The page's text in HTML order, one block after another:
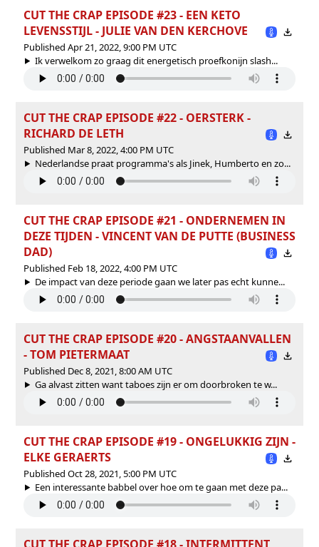
CUT THE CRAP EPISODE #23 - EEN KETO
LEVENSSTIJL - JULIE VAN DEN KERCHOVE
Published Apr 21, 2022, 9:00 PM UTC
Ik verwelkom zo graag dit energetisch proefkonijn slash...
CUT THE CRAP EPISODE #22 - OERSTERK -
RICHARD DE LETH
Published Mar 8, 2022, 4:00 PM UTC
Nederlandse praat programma's als Jinek, Humberto en zo...
CUT THE CRAP EPISODE #21 - ONDERNEMEN IN
DEZE TIJDEN - VINCENT VAN DE PUTTE (BUSINESS
DAD)
Published Feb 18, 2022, 4:00 PM UTC
De impact van deze periode gaan we later pas echt kunne...
CUT THE CRAP EPISODE #20 - ANGSTAANVALLEN
- TOM PIETERMAAT
Published Dec 8, 2021, 8:00 AM UTC
Ga alvast zitten want taboes zijn er om doorbroken te w...
CUT THE CRAP EPISODE #19 - ONGELUKKIG ZIJN -
ELKE GERAERTS
Published Oct 28, 2021, 5:00 PM UTC
Een interessante babbel over hoe om te gaan met deze pa...